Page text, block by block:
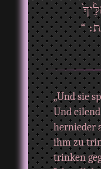
“
„Und sie
Und
hernieder
ihm zu
trinken